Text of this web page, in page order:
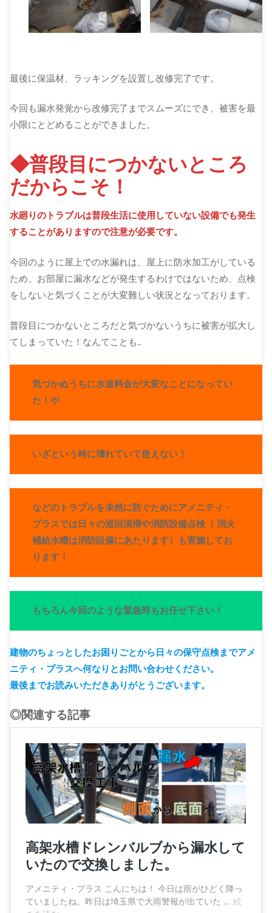
最後に保温材、ラッキングを設置し改修完了です。
今回も漏水発覚から改修完了までスムーズにでき、被害を最
小限にとどめることができました。
◆普段目につかないところ
だからこそ！
水廻りのトラブルは普段生活に使用していない設備でも発生
することがありますので注意が必要です。
今回のように屋上での水漏れは、屋上に防水加工がしている
ため、お部屋に漏水などが発生するわけではないため、点検
をしないと気づくことが大変難しい状況となっております。
普段目につかないところだと気づかないうちに被害が拡大し
てしまっていた！なんてことも…
気づかぬうちに水道料金が大変なことになってい
た！や
いざという時に壊れていて使えない！
などのトラブルを未然に防ぐためにアメニティ・
プラスでは日々の巡回清掃や消防設備点検（ 消火
補給水槽は消防設備にあたります）も実施してお
ります！
もちろん今回のような緊急時もお任せ下さい！
建物のちょっとしたお困りごとから日々の保守点検までアメ
ニティ・プラスへ何なりとお問い合わせください。
最後までお読みいただきありがとうございます。
◎関連する記事